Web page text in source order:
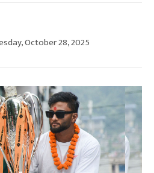
October 28, 2025